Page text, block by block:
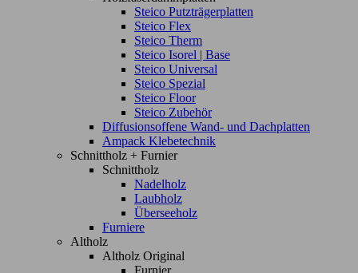
Steico Putzträgerplatten
Steico Flex
Steico Therm
Steico Isorel | Base
Steico Universal
Steico Spezial
Steico Floor
Steico Zubehör
Diffusionsoffene Wand- und Dachplatten
Ampack Klebetechnik
Schnittholz + Furnier
Schnittholz
Nadelholz
Laubholz
Überseeholz
Furniere
Altholz
Altholz Original